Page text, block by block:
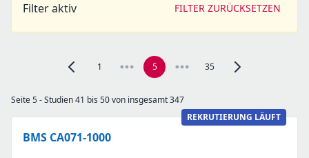
Filter aktiv FILTER ZURÜCKSETZEN
Zur vorherigen Seite, Seite 4 navigieren
1 5 35 Zur nächsten
Seite 5 - Studien 41 bis 50 von insgesamt 347
REKRUTIERUNG LÄUFT
BMS CA071-1000